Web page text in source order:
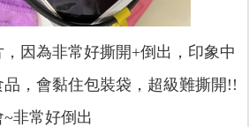
因為非常好撕開+倒出，印象中
品，會黏住包裝袋，超級難撕開!!
非常好倒出